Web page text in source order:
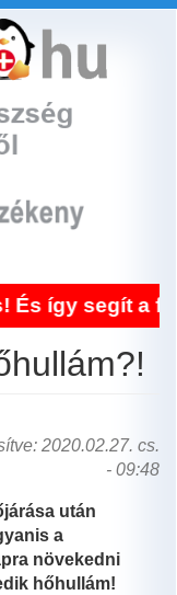
a
2020.02.27. cs.
- 09:48
után
a
növekedni
hőhullám!